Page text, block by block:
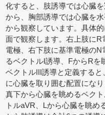
化すると、肢誘導では心臓
から、胸部誘導では心臓を
から観察しています。具体
面で観察します。右上肢に
電極、右下肢に基準電極の
るベクトルI誘導、FからRを
ベクトルIII誘導と定義する
に心臓を取り囲む配置にな
真下から心臓を眺めるベク
トルaVR、Lから心臓を眺め